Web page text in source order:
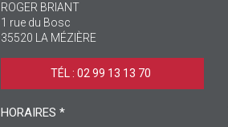
ROGER BRIANT
1 rue du Bosc
35520 LA MÉZIÈRE
TÉL : 02 99 13 13 70 ‎
HORAIRES *